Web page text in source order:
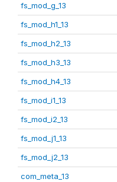
fs_mod_g_13
fs_mod_h1_13
fs_mod_h2_13
fs_mod_h3_13
fs_mod_h4_13
fs_mod_i1_13
fs_mod_i2_13
fs_mod_j1_13
fs_mod_j2_13
com_meta_13